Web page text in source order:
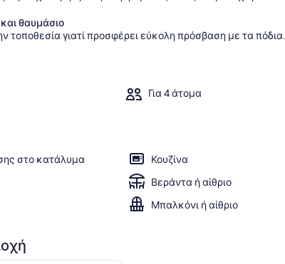
θαυμάσιο
τοποθεσία γιατί προσφέρει εύκολη πρόσβαση με τα πόδια.
Για 4 άτομα
στο κατάλυμα
Κουζίνα
Βεράντα ή αίθριο
Μπαλκόνι ή αίθριο